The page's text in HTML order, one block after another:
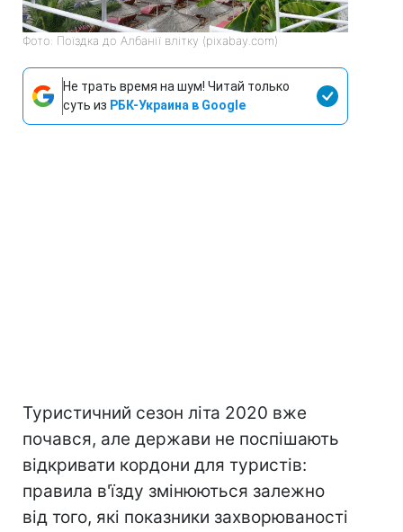
Фото: Поїздка до Албанії влітку (pixabay.com)
Не трать время на шум! Читай только
суть из РБК-Украина в Google
Туристичний сезон літа 2020 вже
почався, але держави не поспішають
відкривати кордони для туристів:
правила в'їзду змінюються залежно
від того, які показники захворюваності